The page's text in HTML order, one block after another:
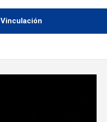
Vinculación